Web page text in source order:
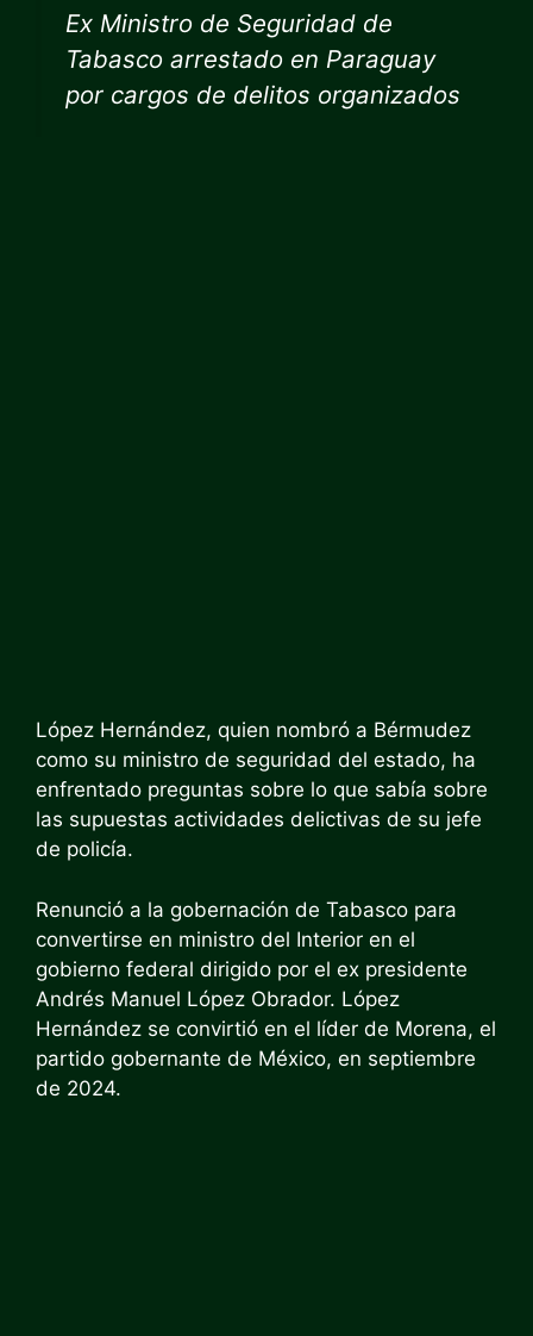
Ex Ministro de Seguridad de
Tabasco arrestado en Paraguay
por cargos de delitos organizados
López Hernández, quien nombró a Bérmudez
como su ministro de seguridad del estado, ha
enfrentado preguntas sobre lo que sabía sobre
las supuestas actividades delictivas de su jefe
de policía.
Renunció a la gobernación de Tabasco para
convertirse en ministro del Interior en el
gobierno federal dirigido por el ex presidente
Andrés Manuel López Obrador. López
Hernández se convirtió en el líder de Morena, el
partido gobernante de México, en septiembre
de 2024.